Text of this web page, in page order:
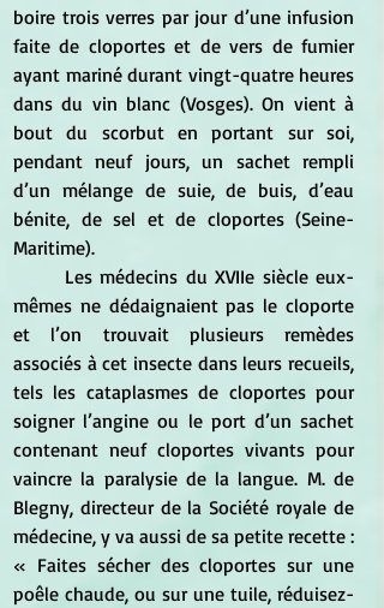
boire trois verres par jour d’une infusion
faite de cloportes et de vers de fumier
ayant mariné durant vingt-quatre heures
dans du vin blanc (Vosges). On vient à
bout du scorbut en portant sur soi,
pendant neuf jours, un sachet rempli
d’un mélange de suie, de buis, d’eau
bénite, de sel et de cloportes (Seine-
Maritime).
mêmes ne dédaignaient pas le cloporte
et l’on trouvait plusieurs remèdes
associés à cet insecte dans leurs recueils,
tels les cataplasmes de cloportes pour
soigner l’angine ou le port d’un sachet
contenant neuf cloportes vivants pour
vaincre la paralysie de la langue. M. de
Blegny, directeur de la Société royale de
médecine, y va aussi de sa petite recette :
« Faites sécher des cloportes sur une
poêle chaude, ou sur une tuile, réduisez-